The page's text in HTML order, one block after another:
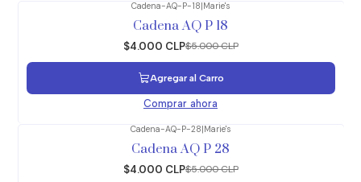
Cadena-AQ-P-18 Marie's
Cadena AQ P 18
$4.000 CLP$5.000 CLP
Agregar al Carro
Comprar ahora
Cadena-AQ-P-28 Marie's
Cadena AQ P 28
$4.000 CLP$5.000 CLP